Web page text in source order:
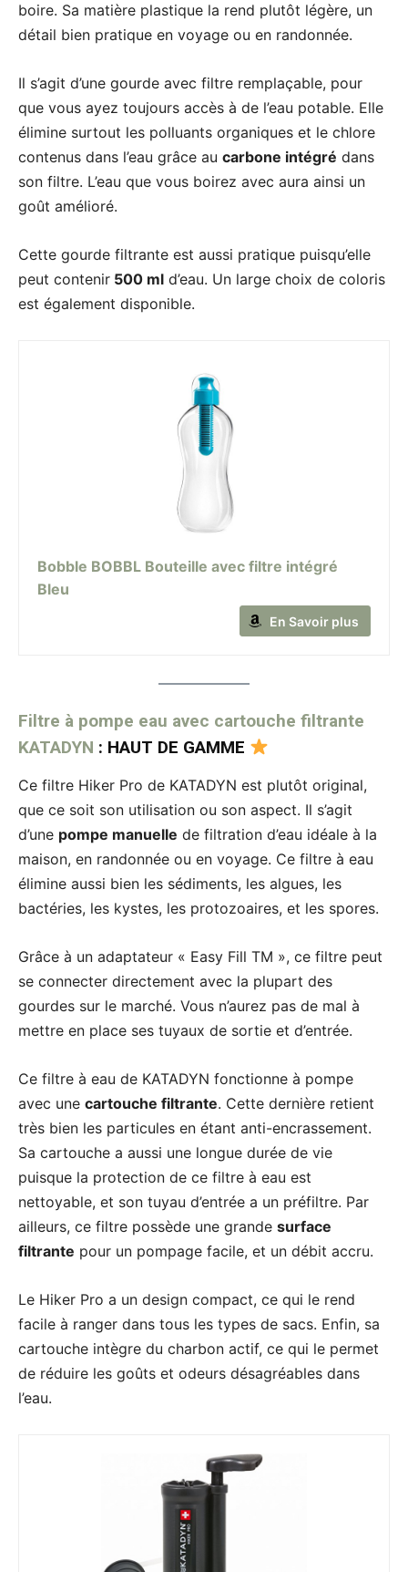
boire. Sa matière plastique la rend plutôt légère, un
détail bien pratique en voyage ou en randonnée.
Il s’agit d’une gourde avec filtre remplaçable, pour
que vous ayez toujours accès à de l’eau potable. Elle
élimine surtout les polluants organiques et le chlore
contenus dans l’eau grâce au carbone intégré dans
son filtre. L’eau que vous boirez avec aura ainsi un
goût amélioré.
Cette gourde filtrante est aussi pratique puisqu’elle
peut contenir 500 ml d’eau. Un large choix de coloris
est également disponible.
Bobble BOBBL Bouteille avec filtre intégré
Bleu
En Savoir plus
Filtre à pompe eau avec cartouche filtrante
KATADYN : HAUT DE GAMME
Ce filtre Hiker Pro de KATADYN est plutôt original,
que ce soit son utilisation ou son aspect. Il s’agit
d’une pompe manuelle de filtration d’eau idéale à la
maison, en randonnée ou en voyage. Ce filtre à eau
élimine aussi bien les sédiments, les algues, les
bactéries, les kystes, les protozoaires, et les spores.
Grâce à un adaptateur « Easy Fill TM », ce filtre peut
se connecter directement avec la plupart des
gourdes sur le marché. Vous n’aurez pas de mal à
mettre en place ses tuyaux de sortie et d’entrée.
Ce filtre à eau de KATADYN fonctionne à pompe
avec une cartouche filtrante. Cette dernière retient
très bien les particules en étant anti-encrassement.
Sa cartouche a aussi une longue durée de vie
puisque la protection de ce filtre à eau est
nettoyable, et son tuyau d’entrée a un préfiltre. Par
ailleurs, ce filtre possède une grande surface
filtrante pour un pompage facile, et un débit accru.
Le Hiker Pro a un design compact, ce qui le rend
facile à ranger dans tous les types de sacs. Enfin, sa
cartouche intègre du charbon actif, ce qui le permet
de réduire les goûts et odeurs désagréables dans
l’eau.